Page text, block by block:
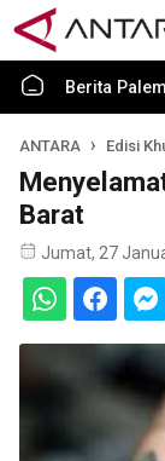
Berita
ANTARA Edisi
Barat
Jumat, 27